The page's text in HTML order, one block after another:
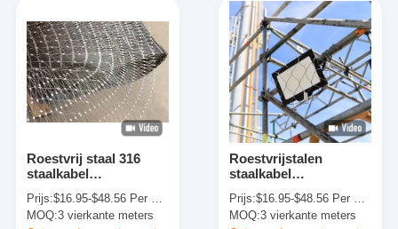
Roestvrij staal 316
staalkabel
voor luidspreker om
vallen van objecten te
Prijs:$16.95-$48.56 Per Square Meter
MOQ:3 vierkante meters
Roestvrijstalen
staalkabel
voor secundaire
retentie
Prijs:$16.95-$48.56 Per Square Meter
MOQ:3 vierkante meters